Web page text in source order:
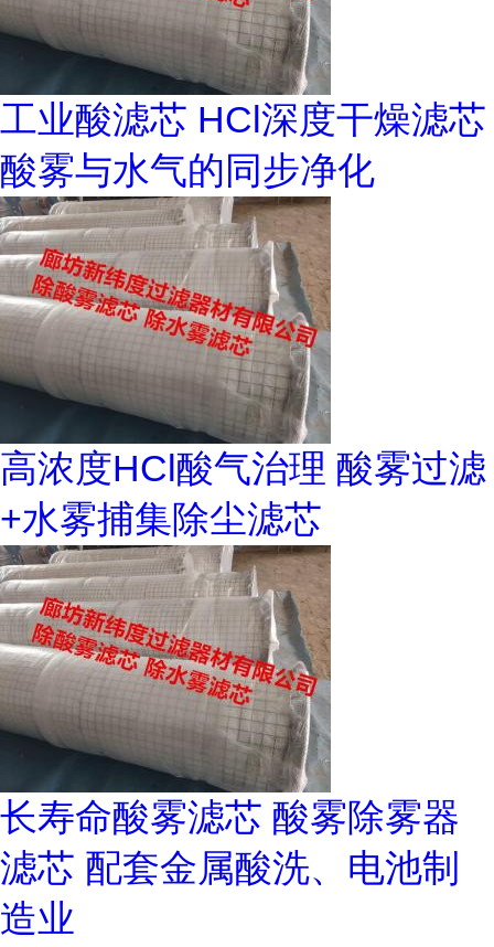
工业酸滤芯 HCl深度干燥滤芯
酸雾与水气的同步净化
高浓度HCl酸气治理 酸雾过滤
+水雾捕集除尘滤芯
长寿命酸雾滤芯 酸雾除雾器
滤芯 配套金属酸洗、电池制
造业